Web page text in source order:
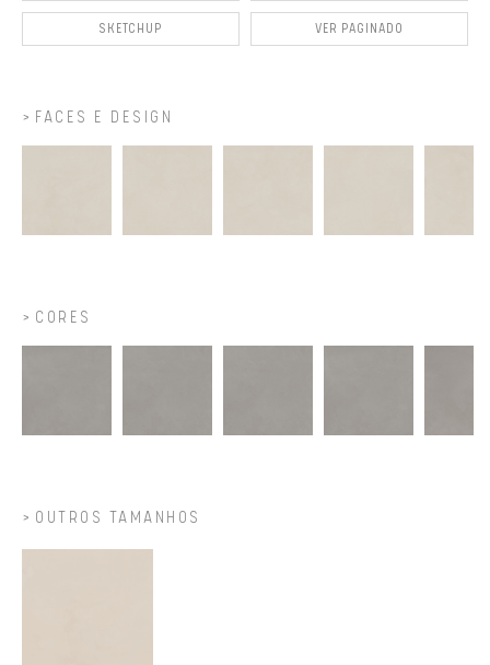
SKETCHUP VER PAGINADO
FACES E DESIGN
CORES
OUTROS TAMANHOS